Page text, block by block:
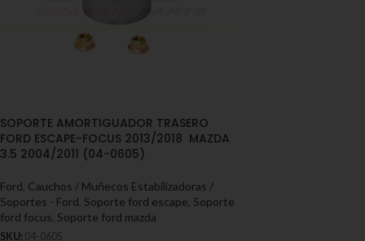
SOPORTE AMORTIGUADOR TRASERO
FORD ESCAPE-FOCUS 2013/2018 MAZDA
3.5 2004/2011 (04-0605)
Ford Cauchos / Muñecos Estabilizadoras /
Soportes - Ford Soporte ford escape Soporte
ford focus Soporte ford mazda
SKU: 04-0605